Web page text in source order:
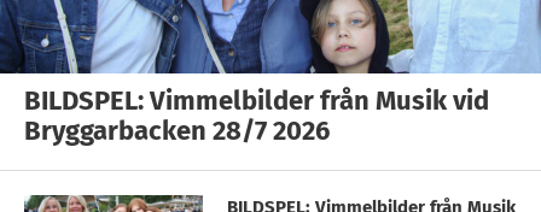
BILDSPEL: Vimmelbilder från Musik vid
Bryggarbacken 28/7 2026